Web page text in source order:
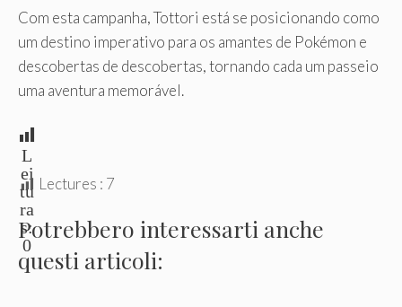
Com esta campanha, Tottori está se posicionando como
um destino imperativo para os amantes de Pokémon e
descobertas de descobertas, tornando cada um passeio
uma aventura memorável.
L
ei
tu
ra
s:
0
Lectures : 7
Potrebbero interessarti anche
questi articoli: